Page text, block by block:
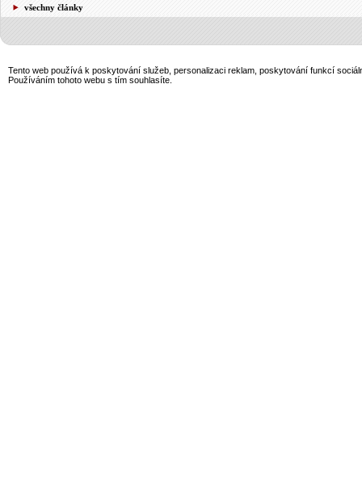
všechny články
Tento web používá k poskytování služeb, personalizaci reklam, poskytování funkcí
Používáním tohoto webu s tím souhlasíte.